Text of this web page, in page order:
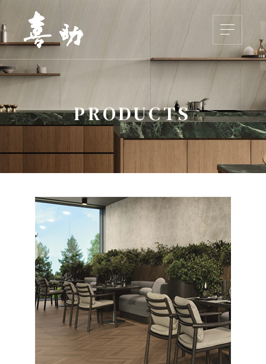
PRODUCTS